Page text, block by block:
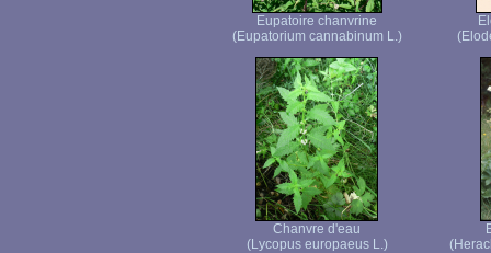
Eupatoire chanvrine
(Eupatorium cannabinum L.)
Chanvre d'eau
(Lycopus europaeus L.)